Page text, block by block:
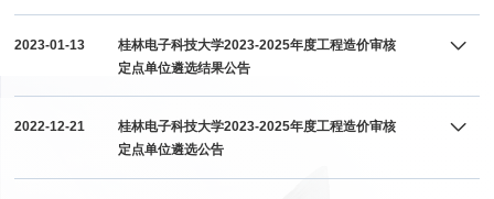
告
2023-01-13
桂林电子科技大学2023-2025年度工程造价审核
定点单位遴选结果公告
2022-12-21
桂林电子科技大学2023-2025年度工程造价审核
定点单位遴选公告